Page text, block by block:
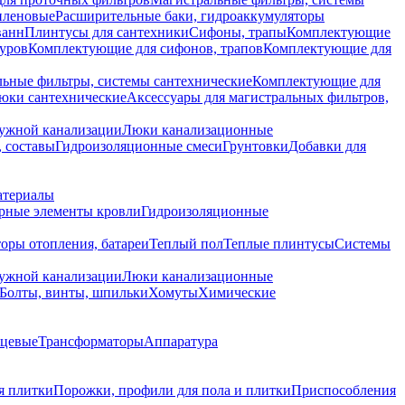
Расширительные баки, гидроаккумуляторы
Плинтусы для сантехникиСифоны, трапыКомплектующие
Комплектующие для сифонов, траповКомплектующие для
фильтры, системы сантехническиеКомплектующие для
сантехническиеАксессуары для магистральных фильтров,
канализацииЛюки канализационные
составыГидроизоляционные смесиГрунтовкиДобавки для
элементы кровлиГидроизоляционные
отопления, батареиТеплый полТеплые плинтусыСистемы
канализацииЛюки канализационные
Болты, винты, шпилькиХомутыХимические
ТрансформаторыАппаратура
плиткиПорожки, профили для пола и плиткиПриспособления